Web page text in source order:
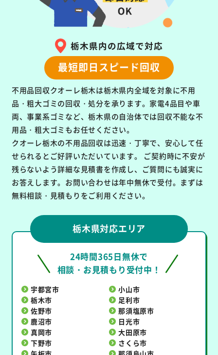
栃木県内の広域で対応
最短即日スピード回収
不用品回収クオーレ栃木は栃木県内全域を対象に不用
品・粗大ゴミの回収・処分を承ります。 家電4品目や車
両、事業系ゴミなど、栃木県の自治体では回収不能な不
用品・粗大ゴミもお任せください。
クオーレ栃木の不用品回収は迅速・丁寧で、安心して任
せられるとご好評いただいています。
ご契約時に不安が
残らないよう詳細な見積書を作成し、ご質問にも誠実に
お答えします。お問い合わせは年中無休で受付。まずは
無料相談・見積もりをご利用ください。
栃木県対応エリア
24時間365日無休で
相談・お見積もり受付中！
宇都宮市
小山市
栃木市
足利市
佐野市
那須塩原市
鹿沼市
日光市
真岡市
大田原市
下野市
さくら市